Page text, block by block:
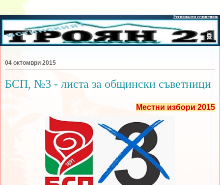
04 октомври 2015
БСП, №3 - листа за общински съветници
Местни избори 2015